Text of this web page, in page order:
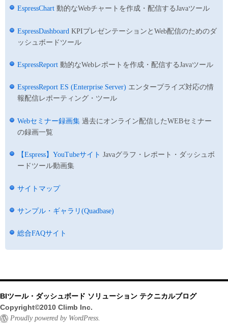
EspressChart 動的なWebチャートを作成・配信するJavaツール
EspressDashboard KPIプレゼンテーションとWeb配信のためのダ
ッシュボードツール
EspressReport 動的なWebレポートを作成・配信するJavaツール
EspressReport ES (Enterprise Server) エンタープライズ対応の情
報配信レポーティング・ツール
Webセミナー録画集 過去にオンライン配信したWEBセミナー
の録画一覧
【Espress】YouTubeサイト Javaグラフ・レポート・ダッシュボ
ードツール動画集
サイトマップ
サンプル・ギャラリ(Quadbase)
総合FAQサイト
BIツール・ダッシュボード ソリューション テクニカルブログ
Copyright©2010 Climb Inc.
Proudly powered by WordPress.